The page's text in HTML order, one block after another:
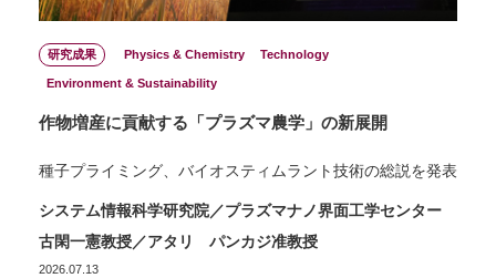
研究成果 Physics & Chemistry Technology
Environment & Sustainability
作物増産に貢献する「プラズマ農学」の新展開
種子プライミング、バイオスティムラント技術の総説を発表
システム情報科学研究院／プラズマナノ界面工学センター
古閑一憲教授／アタリ パンカジ准教授
2026.07.13